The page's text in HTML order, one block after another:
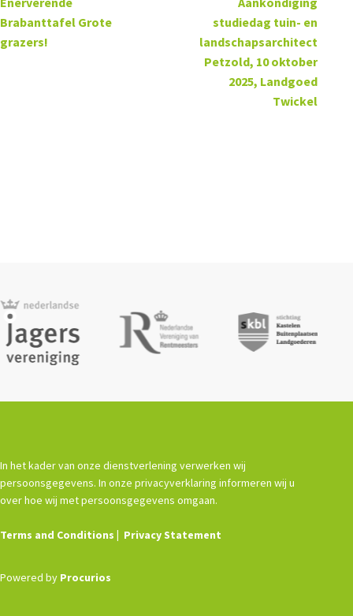
Brabanttafel Grote
grazers!
studiedag tuin- en
landschapsarchitect
Petzold, 10 oktober
2025, Landgoed
Twickel
In het kader van onze dienstverlening verwerken wij
persoonsgegevens. In onze privacyverklaring informeren wij u
over hoe wij met persoonsgegevens omgaan.
Terms and Conditions Privacy Statement
Powered by Procurios